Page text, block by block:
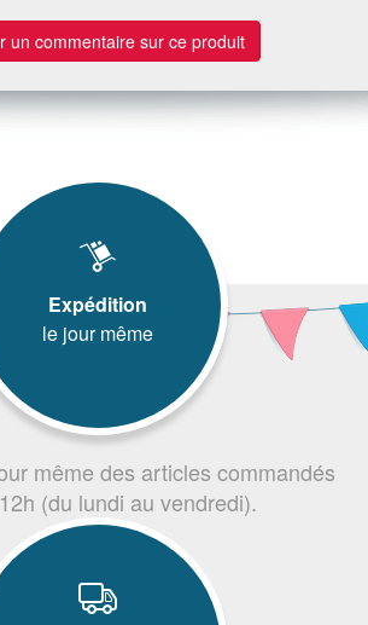
un commentaire sur ce produit
Expédition
le jour même
même des articles commandés
(du lundi au vendredi).